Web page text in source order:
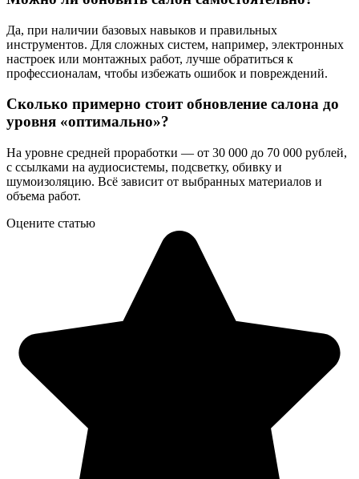
Да, при наличии базовых навыков и правильных
инструментов. Для сложных систем, например, электронных
настроек или монтажных работ, лучше обратиться к
профессионалам, чтобы избежать ошибок и повреждений.
Сколько примерно стоит обновление салона до
уровня «оптимально»?
На уровне средней проработки — от 30 000 до 70 000 рублей,
с ссылками на аудиосистемы, подсветку, обивку и
шумоизоляцию. Всё зависит от выбранных материалов и
объема работ.
Оцените статью